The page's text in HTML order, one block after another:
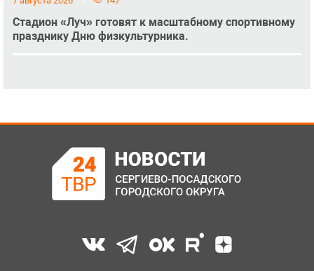
Стадион «Луч» готовят к масштабному спортивному
празднику Дню физкультурника.